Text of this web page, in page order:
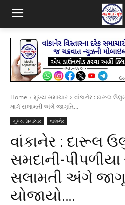
Home મુખ્ય સમાચાર
વાંકાનેર : દારૂલ
માર્ગ સલામતી અંગે જાગૃતિ...
મુખ્ય સમાચાર વાંકાનેર
વાંકાનેર : દારૂલ
સમદાની-પીપળીયા
સલામતી અંગે
યોજાયો….